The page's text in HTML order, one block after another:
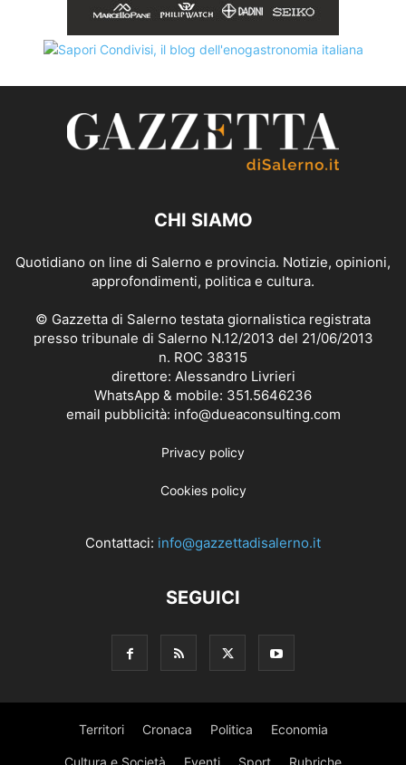
CHI SIAMO
Quotidiano on line di Salerno e provincia. Notizie, opinioni,
approfondimenti, politica e cultura.
© Gazzetta di Salerno testata giornalistica registrata
presso tribunale di Salerno N.12/2013 del 21/06/2013
n. ROC 38315
direttore: Alessandro Livrieri
WhatsApp & mobile: 351.5646236
email pubblicità: info@dueaconsulting.com
Privacy policy
Cookies policy
Contattaci: info@gazzettadisalerno.it
SEGUICI
Territori Cronaca Politica Economia
Cultura e Società Eventi Sport Rubriche